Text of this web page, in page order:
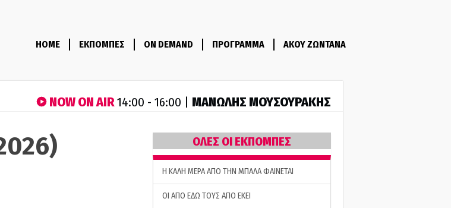
HOME ΕΚΠΟΜΠΕΣ ON DEMAND ΠΡΟΓΡΑΜΜΑ ΑΚΟΥ ΖΩΝΤΑΝΑ
NOW ON AIR14:00 - 16:00 | ΜΑΝΩΛΗΣ ΜΟΥΣΟΥΡΑΚΗΣ
ΟΛΕΣ ΟΙ ΕΚΠΟΜΠΕΣ
H ΚΑΛΗ ΜΕΡΑ ΑΠΟ ΤΗΝ ΜΠΑΛΑ ΦΑΙΝΕΤΑΙ
ΟΙ ΑΠΟ ΕΔΩ ΤΟΥΣ ΑΠΟ ΕΚΕΙ